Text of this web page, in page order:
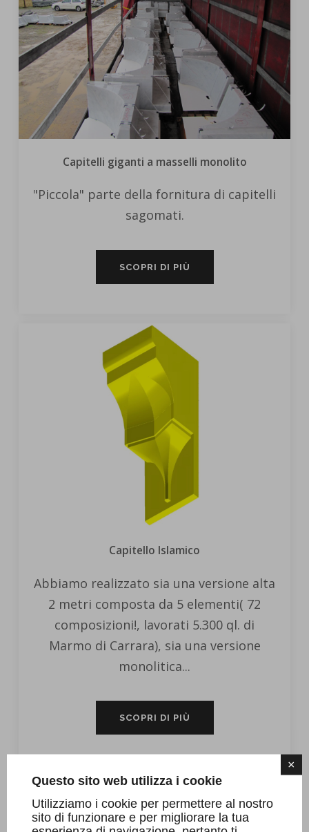
×
Questo sito web utilizza i cookie
Utilizziamo i cookie per permettere al nostro
sito di funzionare e per migliorare la tua
Capitelli giganti a masselli monolito
"Piccola" parte della fornitura di capitelli
sagomati.
SCOPRI DI PIÙ
Capitello Islamico
Abbiamo realizzato sia una versione alta
2 metri composta da 5 elementi( 72
composizioni!, lavorati 5.300 ql. di
Marmo di Carrara), sia una versione
monolitica...
SCOPRI DI PIÙ